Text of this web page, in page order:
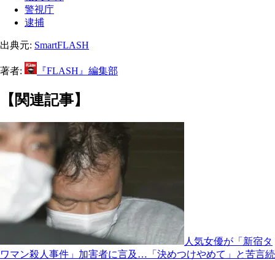
警視庁
逮捕
出典元: SmartFLASH
著者: 『FLASH』編集部
【関連記事】
人気女優が「新宿タ
ワマン殺人事件」加害者に言及…「決めつけやめて」と苦言続